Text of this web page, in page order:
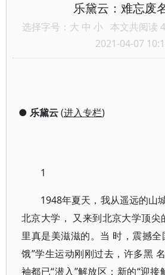
乐黛云：难忘废
选择字号： 大 中 小 本文共阅读
2021-04-07
● 乐黛云(进入专栏)
1
1948年夏天，我从遥远的山
北京大学， 又来到北京大学顶
里真是美滋滋的。当 时，震撼
饿”学生运动刚刚过去，许多黑
袖都已“潜入”解放区；新的“迎接